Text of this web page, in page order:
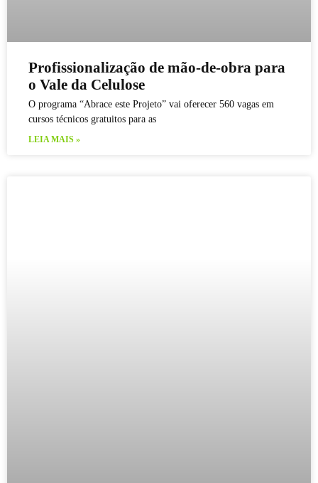
Profissionalização de mão-de-obra para
o Vale da Celulose
O programa “Abrace este Projeto” vai oferecer 560 vagas em
cursos técnicos gratuitos para as
LEIA MAIS »